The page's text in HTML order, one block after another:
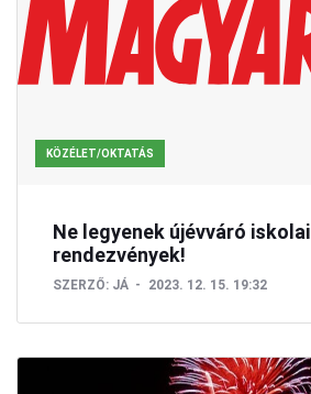
KÖZÉLET/OKTATÁS
Ne legyenek újévváró iskolai
rendezvények!
SZERZŐ: JÁ 2023. 12. 15. 19:32